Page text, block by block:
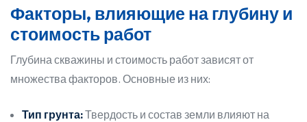
Факторы, влияющие на глубину и
стоимость работ
Глубина скважины и стоимость работ зависят от
множества факторов. Основные из них:
Тип грунта:Твердость и состав земли влияют на